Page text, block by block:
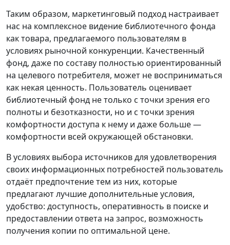
Таким образом, маркетинговый подход настраивает
нас на комплексное видение библиотечного фонда
как товара, предлагаемого пользователям в
условиях рыночной конкуренции. Качественный
фонд, даже по составу полностью ориентированный
на целевого потребителя, может не восприниматься
как некая ценность. Пользователь оценивает
библиотечный фонд не только с точки зрения его
полноты и безотказности, но и с точки зрения
комфортности доступа к нему и даже больше —
комфортности всей окружающей обстановки.
В условиях выбора источников для удовлетворения
своих информационных потребностей пользователь
отдаёт предпочтение тем из них, которые
предлагают лучшие дополнительные условия,
удобство: доступность, оперативность в поиске и
предоставлении ответа на запрос, возможность
получения копии по оптимальной цене.